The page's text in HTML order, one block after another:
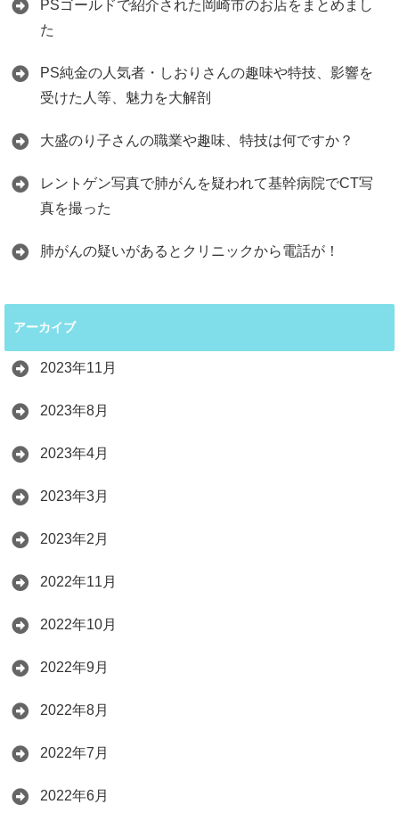
PSゴールドで紹介された岡崎市のお店をまとめまし
た
PS純金の人気者・しおりさんの趣味や特技、影響を
受けた人等、魅力を大解剖
大盛のり子さんの職業や趣味、特技は何ですか？
レントゲン写真で肺がんを疑われて基幹病院でCT写
真を撮った
肺がんの疑いがあるとクリニックから電話が！
アーカイブ
2023年11月
2023年8月
2023年4月
2023年3月
2023年2月
2022年11月
2022年10月
2022年9月
2022年8月
2022年7月
2022年6月